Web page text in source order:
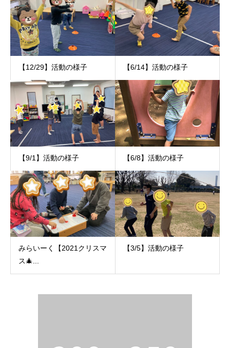
【12/29】活動の様子 【6/14】活動の様子
【9/1】活動の様子 【6/8】活動の様子
みらいーく【2021クリスマ
ス🎄...
【3/5】活動の様子